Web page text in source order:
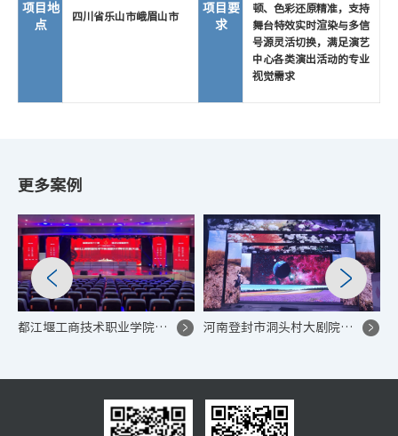
项目地
点
四川省乐山市峨眉山市
项目要
求
顿、色彩还原精准，支持
舞台特效实时渲染与多信
号源灵活切换，满足演艺
中心各类演出活动的专业
视觉需求
更多案例
都江堰工商技术职业学院 P2.5 LED 显示屏控制系统项目 河南登封市洞头村大剧院 LED 显示屏控制系统项目